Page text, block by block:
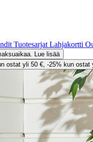
Tuotesarjat Lahjakortti
Lue lisää
ostat yli 50 €, -25% kun